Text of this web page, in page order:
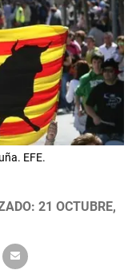
EFE.
21 OCTUBRE,